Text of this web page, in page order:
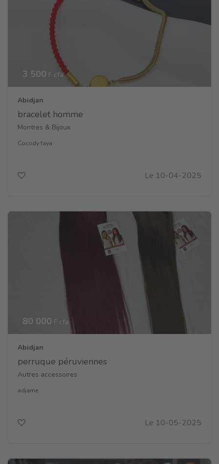
3 500 F cfa
Abidjan
bracelet homme
Montres & Bijoux
Cocody faya
Le 10-04-2025
80 000 F cfa
Abidjan
perruque péruviennes
Autres accessoires
adjame
Le 10-05-2025